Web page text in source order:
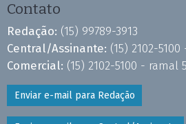
Contato
Redação: (15) 99789-3913
Central/Assinante: (15) 2102-
Comercial: (15) 2102-5100 - ramal
Enviar e-mail para Redação